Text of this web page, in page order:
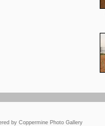
by Coppermine Photo Gallery